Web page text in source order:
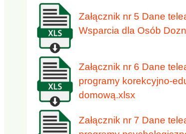
Załącznik nr 5 Dane
Wsparcia dla Osób
Załącznik nr 6 Dane
programy korekcyjno-
domową.xlsx
Załącznik nr 7 Dane